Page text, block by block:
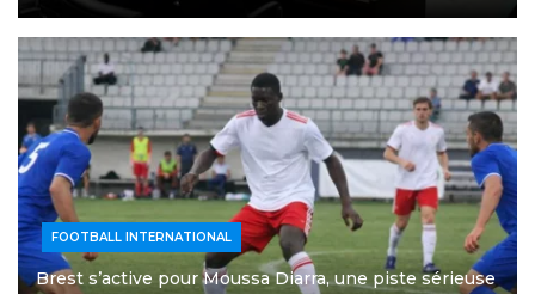
FOOTBALL INTERNATIONAL
Brest s’active pour Moussa Diarra, une piste sérieuse